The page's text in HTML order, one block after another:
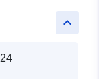
keyboard_arrow_up